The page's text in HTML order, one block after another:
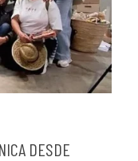
DESDE